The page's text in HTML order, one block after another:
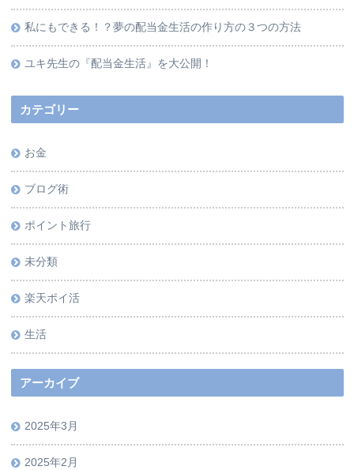
私にもできる！？夢の配当金生活の作り方の３つの方法
ユキ先生の『配当金生活』を大公開！
カテゴリー
お金
ブログ術
ポイント旅行
未分類
楽天ポイ活
生活
アーカイブ
2025年3月
2025年2月